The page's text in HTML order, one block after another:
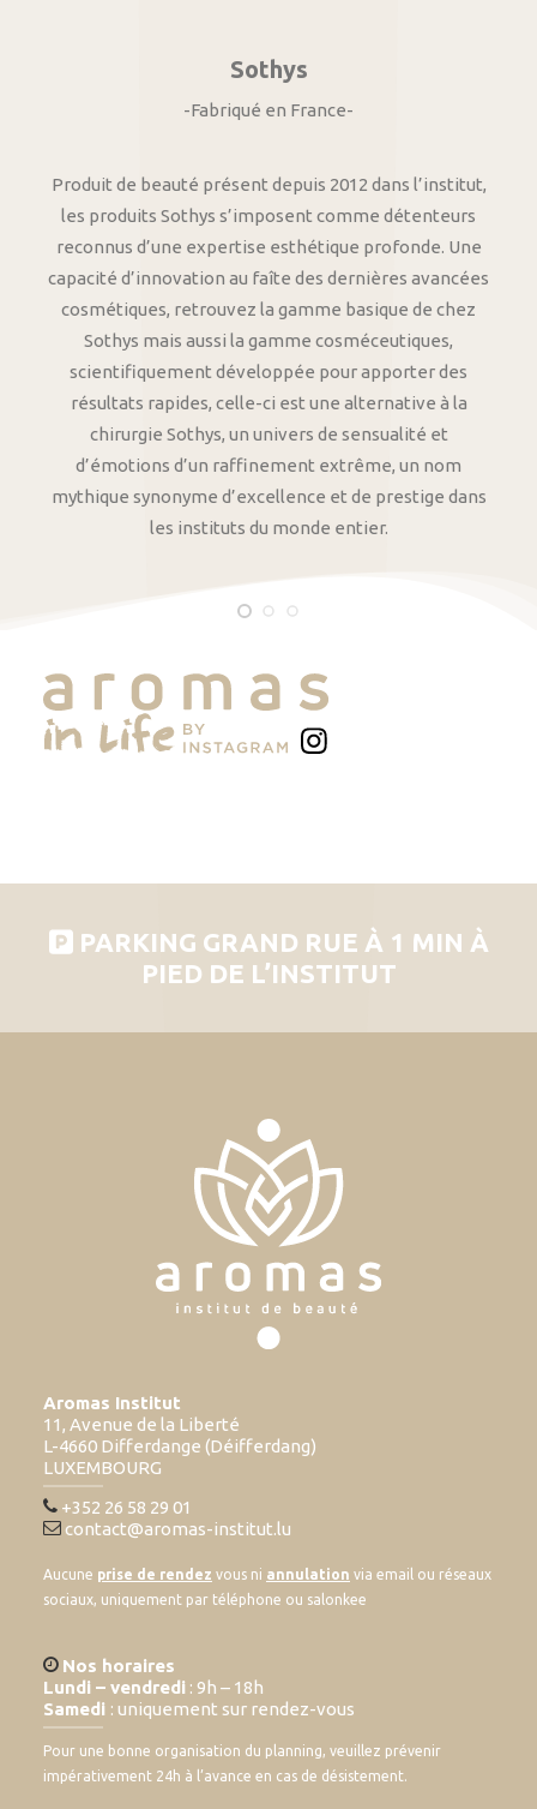
Sothys
-Fabriqué en France-
Produit de beauté présent depuis 2012 dans l’institut,
les produits Sothys s’imposent comme détenteurs
reconnus d’une expertise esthétique profonde. Une
capacité d’innovation au faîte des dernières avancées
cosmétiques, retrouvez la gamme basique de chez
Sothys mais aussi la gamme cosméceutiques,
scientifiquement développée pour apporter des
résultats rapides, celle-ci est une alternative à la
chirurgie Sothys, un univers de sensualité et
d’émotions d’un raffinement extrême, un nom
mythique synonyme d’excellence et de prestige dans
les instituts du monde entier.
PARKING GRAND RUE À 1 MIN À
PIED DE L’INSTITUT
Aromas Institut
11, Avenue de la Liberté
L-4660 Differdange (Déifferdang)
LUXEMBOURG
+352 26 58 29 01
contact@aromas-institut.lu
Aucune prise de rendez vous ni annulation via email ou réseaux
sociaux, uniquement par téléphone ou salonkee
Nos horaires
Lundi – vendredi : 9h – 18h
Samedi : uniquement sur rendez-vous
Pour une bonne organisation du planning, veuillez prévenir
impérativement 24h à l’avance en cas de désistement.